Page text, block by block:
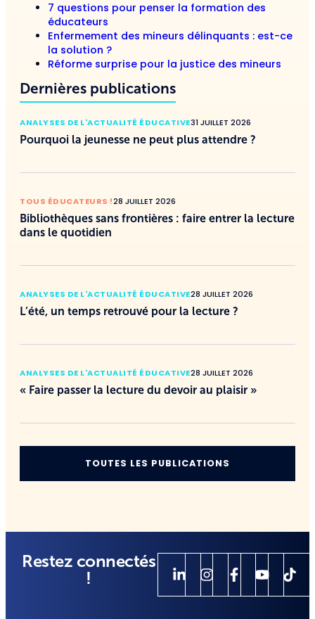
7 questions pour penser la formation des
éducateurs
Enfermement des mineurs délinquants : est-ce
la solution ?
Réforme surprise pour la justice des mineurs
Dernières publications
ANALYSES DE L'ACTUALITÉ ÉDUCATIVE31 JUILLET 2026
Pourquoi la jeunesse ne peut plus attendre ?
TOUS ÉDUCATEURS !28 JUILLET 2026
Bibliothèques sans frontières : faire entrer la lecture
dans le quotidien
ANALYSES DE L'ACTUALITÉ ÉDUCATIVE28 JUILLET 2026
L’été, un temps retrouvé pour la lecture ?
ANALYSES DE L'ACTUALITÉ ÉDUCATIVE28 JUILLET 2026
« Faire passer la lecture du devoir au plaisir »
TOUTES LES PUBLICATIONS
Restez connectés
!